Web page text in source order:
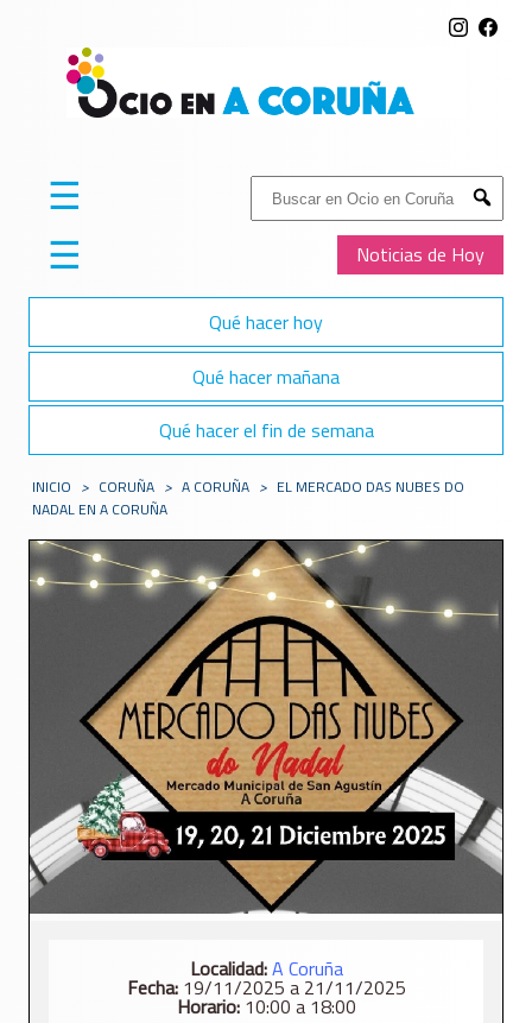
Buscar:
Submit
Noticias de Hoy
☰
☰
Qué hacer hoy
Qué hacer mañana
Qué hacer el fin de semana
INICIO > CORUÑA > A CORUÑA > EL MERCADO DAS NUBES DO
NADAL EN A CORUÑA
Localidad:A Coruña
Fecha:19/11/2025 a 21/11/2025
Horario:10:00 a 18:00